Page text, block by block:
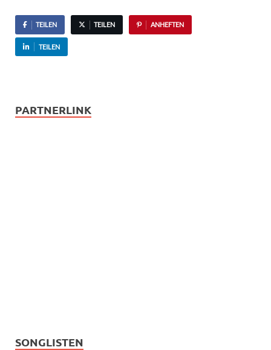
TEILEN TEILEN ANHEFTEN
TEILEN
PARTNERLINK
SONGLISTEN